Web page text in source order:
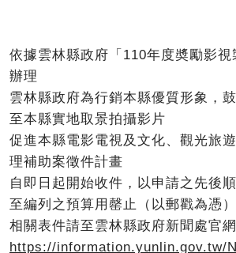
依據雲林縣政府「110年度奬勵影視
辦理
雲林縣政府為行銷本縣優質形象，
至本縣實地取景拍攝影片
促進本縣電影電視及文化、觀光旅
理補助案徵件計畫
自即日起開始收件，以申請之先後
至編列之預算用罄止（以郵戳為憑）
相關表件請至雲林縣政府新聞處官
https://information.yunlin.gov.tw/